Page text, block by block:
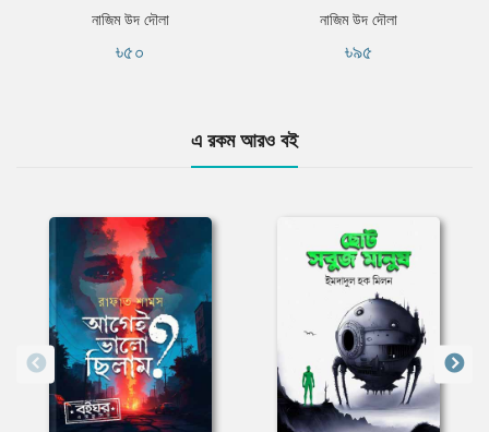
নাজিম উদ দৌলা
৳৫০
নাজিম উদ দৌলা
৳৯৫
এ রকম আরও বই